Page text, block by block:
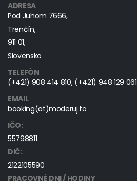
ADRESA
Pod Juhom 7666,
Trenčín,
911 01,
Slovensko
TELEFÓN
(+421) 908 414 810, (+421) 948 129 061
EMAIL
booking(at)moderuj.to
IČO:
55798811
DIČ:
2122105590
PRACOVNÉ DNI / HODINY